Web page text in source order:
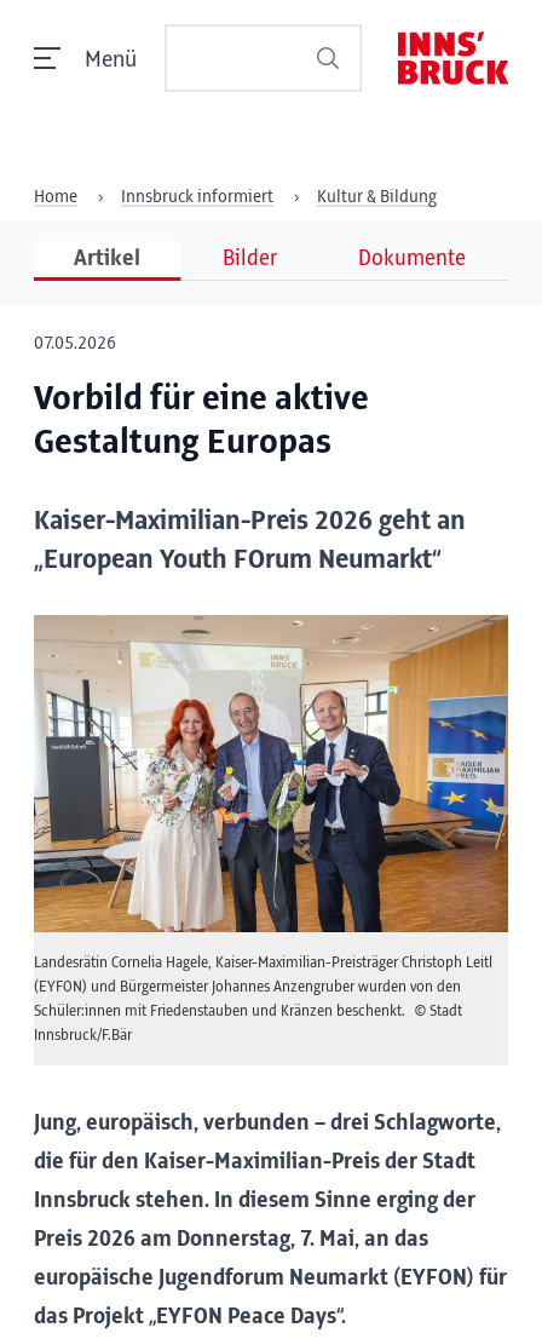
Menü
Home Innsbruck informiert Kultur & Bildung
Artikel Bilder Dokumente
07.05.2026
Vorbild für eine aktive
Gestaltung Europas
Kaiser-Maximilian-Preis 2026 geht an
„European Youth FOrum Neumarkt“
Landesrätin Cornelia Hagele, Kaiser-Maximilian-Preisträger Christoph Leitl
(EYFON) und Bürgermeister Johannes Anzengruber wurden von den
Schüler:innen mit Friedenstauben und Kränzen beschenkt.
© Stadt
Innsbruck/F.Bär
Jung, europäisch, verbunden – drei Schlagworte,
die für den Kaiser-Maximilian-Preis der Stadt
Innsbruck stehen. In diesem Sinne erging der
Preis 2026 am Donnerstag, 7. Mai, an das
europäische Jugendforum Neumarkt (EYFON) für
das Projekt „EYFON Peace Days“.